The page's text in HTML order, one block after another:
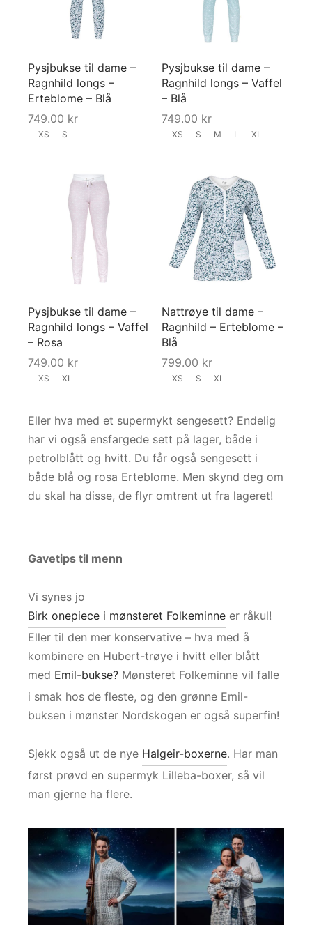
Pysjbukse til dame –
Ragnhild longs –
Erteblome – Blå
749.00 kr
XS S
Pysjbukse til dame –
Ragnhild longs – Vaffel
– Blå
749.00 kr
XS S M L XL
Pysjbukse til dame –
Ragnhild longs – Vaffel
– Rosa
749.00 kr
XS XL
Nattrøye til dame –
Ragnhild – Erteblome –
Blå
799.00 kr
XS S XL
Eller hva med et supermykt sengesett? Endelig
har vi også ensfargede sett på lager, både i
petrolblått og hvitt. Du får også sengesett i
både blå og rosa Erteblome. Men skynd deg om
du skal ha disse, de flyr omtrent ut fra lageret!
Gavetips til menn
Vi synes jo
Birk onepiece i mønsteret Folkeminne er råkul!
Eller til den mer konservative – hva med å
kombinere en Hubert-trøye i hvitt eller blått
med Emil-bukse? Mønsteret Folkeminne vil falle
i smak hos de fleste, og den grønne Emil-
buksen i mønster Nordskogen er også superfin!
Sjekk også ut de nye Halgeir-boxerne. Har man
først prøvd en supermyk Lilleba-boxer, så vil
man gjerne ha flere.